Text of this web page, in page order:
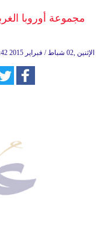
مجموعة أوروبا
15:42 2015 الإثنين ,02 شباط / فبراير